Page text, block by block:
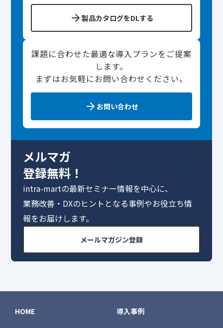
製品カタログをDLする
課題に合わせた最適な導入プランをご提案
します。
まずはお気軽にお問い合わせください。
お問い合わせ
メルマガ
登録無料！
intra-martの最新セミナー情報を中心に、
業務改善・DXのヒントとなる事例やお役立ち情
報をお届けします。
メールマガジン登録
HOME 導入事例